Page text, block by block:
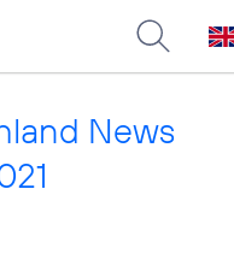
News